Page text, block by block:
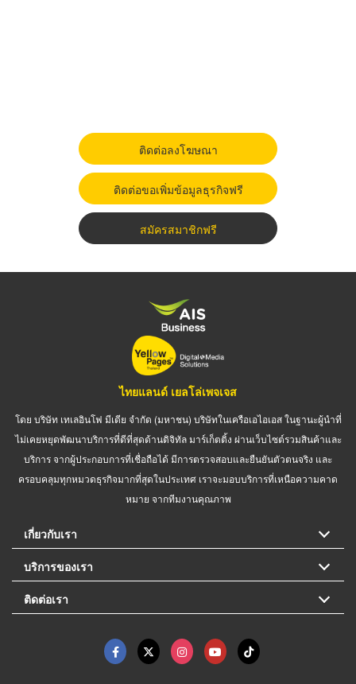
ติดต่อลงโฆษณา
ติดต่อขอเพิ่มข้อมูลธุรกิจฟรี
สมัครสมาชิกฟรี
ไทยแลนด์ เยลโล่เพจเจส
โดย บริษัท เทเลอินโฟ มีเดีย จำกัด (มหาชน) บริษัทในเครือเอไอเอส ในฐานะผู้นำที่
ไม่เคยหยุดพัฒนาบริการที่ดีที่สุดด้านดิจิทัล มาร์เก็ตติ้ง ผ่านเว็บไซต์รวมสินค้าและ
บริการ จากผู้ประกอบการที่เชื่อถือได้ มีการตรวจสอบและยืนยันตัวตนจริง และ
ครอบคลุมทุกหมวดธุรกิจมากที่สุดในประเทศ เราจะมอบบริการที่เหนือความคาด
หมาย จากทีมงานคุณภาพ
เกี่ยวกับเรา
บริการของเรา
ติดต่อเรา